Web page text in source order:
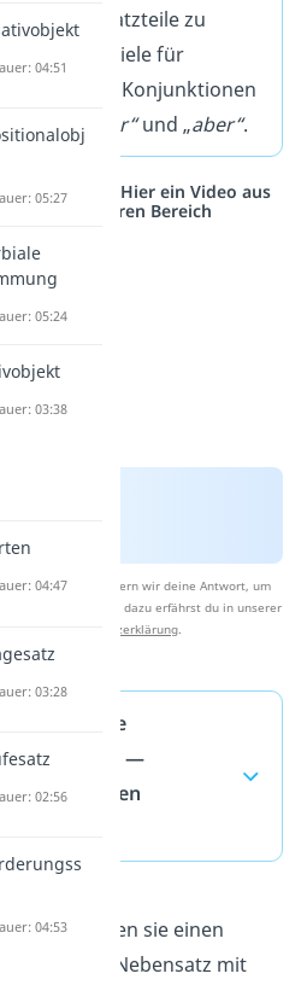
Satzteile zu
Beispiele für
Konjunktionen
„und“, „oder“und „aber“.
vernetzt: Hier ein Video aus
einem anderen Bereich
speichern wir deine Antwort, um
zu verbessern. Mehr dazu erfährst du in unserer
Datenschutzerklärung.
—
Fragen
verbinden sie einen
Nebensatz mit
04:51
05:27
05:24
03:38
04:47
03:28
02:56
04:53